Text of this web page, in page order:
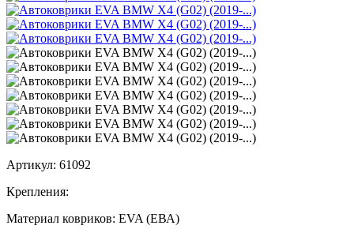
Артикул: 61092
Крепления:
Материал ковриков: EVA (ЕВА)